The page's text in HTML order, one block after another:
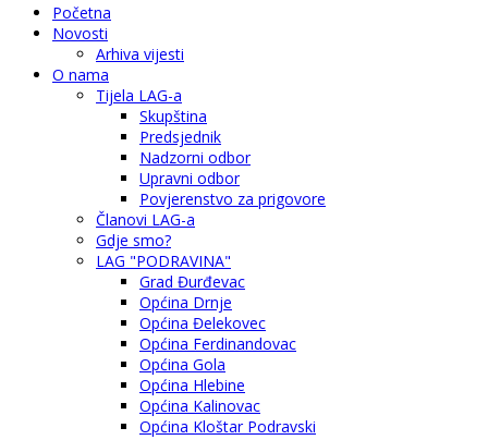
Početna
Novosti
Arhiva vijesti
O nama
Tijela LAG-a
Skupština
Predsjednik
Nadzorni odbor
Upravni odbor
Povjerenstvo za prigovore
Članovi LAG-a
Gdje smo?
LAG "PODRAVINA"
Grad Đurđevac
Općina Drnje
Općina Đelekovec
Općina Ferdinandovac
Općina Gola
Općina Hlebine
Općina Kalinovac
Općina Kloštar Podravski